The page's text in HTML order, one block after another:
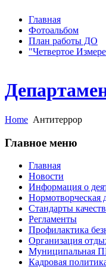
Главная
Фотоальбом
План работы ДО
"Четвертое
Home Антитеррор
Главное меню
Главная
Новости
Информация о
Нормотворческая
Стандарты
Регламенты
Профилактика
Организация
Муниципальная
Кадровая